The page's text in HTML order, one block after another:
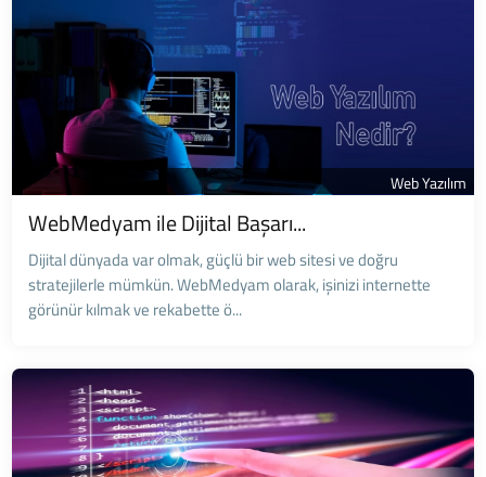
Web Yazılım
WebMedyam ile Dijital Başarı...
Dijital dünyada var olmak, güçlü bir web sitesi ve doğru
stratejilerle mümkün. WebMedyam olarak, işinizi internette
görünür kılmak ve rekabette ö...